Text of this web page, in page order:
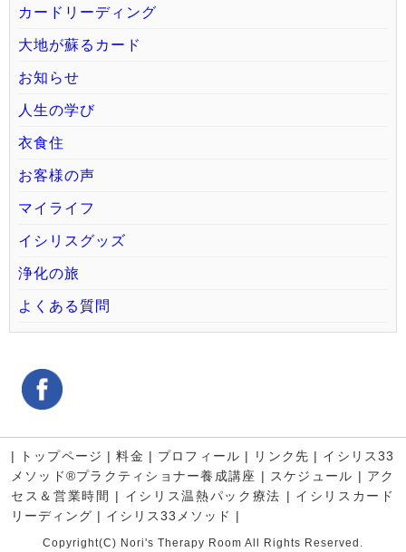
カードリーディング
大地が蘇るカード
お知らせ
人生の学び
衣食住
お客様の声
マイライフ
イシリスグッズ
浄化の旅
よくある質問
| トップページ |料金 | プロフィール | リンク先 | イシリス33
メソッド®プラクティショナー養成講座 | スケジュール | アク
セス＆営業時間
| イシリス温熱パック療法 | イシリスカード
リーディング | イシリス33メソッド |
Copyright(C) Nori's Therapy Room All Rights Reserved.